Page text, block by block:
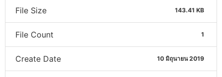
File Size 143.41 KB
File Count 1
Create Date 10 มิถุนายน 2019